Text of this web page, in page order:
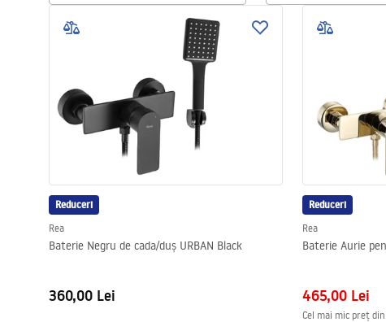
Cazi cu paravane
Baterii sanitare
Reduceri
Rea
Baterie Negru de cada/duș URBAN Black
360,00 Lei
Reduceri
Rea
Baterie Aurie
465,00 Lei
Cel mai mic preț